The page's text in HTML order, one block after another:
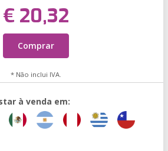
€ 20,32
Comprar
* Não inclui IVA.
à venda em: